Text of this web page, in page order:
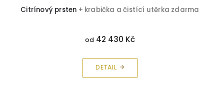
Citrínový prsten + krabička a čistící utěrka zdarma
od42 430 Kč
DETAIL